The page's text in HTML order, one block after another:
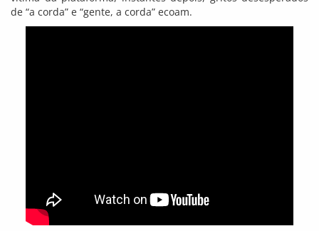
de “a corda” e “gente, a corda” ecoam.